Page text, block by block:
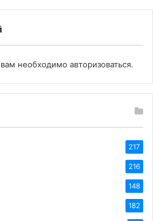
апельсина.
натереть им тушку со
Положить в пакет и
и разрезать на небольшие
лимонным соком.
фаршировать яблоками.
чеснока салфеткой.
нитью низ гуся,
Плотно завернуть гуся в
необходимо авторизоваться.
217
216
148
182